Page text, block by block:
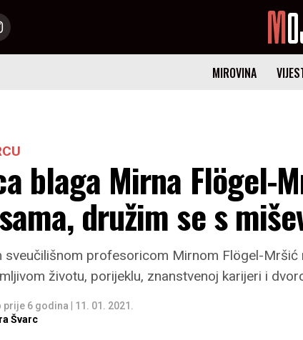
MIROVINA
blaga Mirna Flögel-
družim se s
sveučilišnom profesoricom Mirnom Flögel-
životu, porijeklu, znanstvenoj karijeri i
prije 6 godina
11. 01. 2021.
Švarc